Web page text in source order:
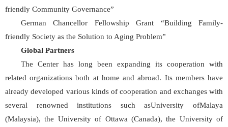
friendly Community Governance”
German Chancellor Fellowship Grant “Building Family-
friendly Society as the Solution to Aging Problem”
Global Partners
The Center has long been expanding its cooperation with
related organizations both at home and abroad. Its members have
already developed various kinds of cooperation and exchanges with
several renowned institutions such asUniversity ofMalaya
(Malaysia), the University of Ottawa (Canada), the University of